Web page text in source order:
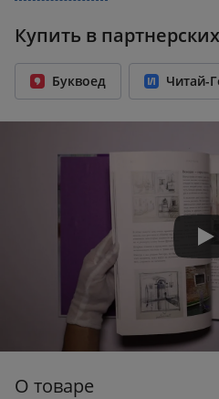
Возрастное ограничение: 12+
Год издания: 2020
Количество страниц: 128
Купить в
Буквоед Читай-
О товаре